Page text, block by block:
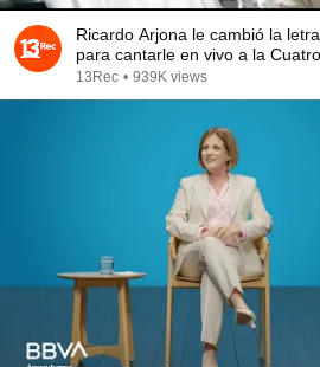
Ricardo Arjona le cambió la
para cantarle en vivo a la Cuatro
13Rec • 939K views